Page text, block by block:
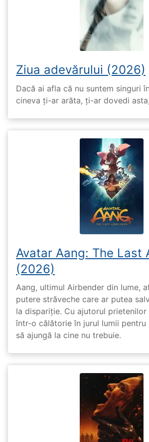
Ziua adevărului (2026)
Dacă ai afla că nu suntem singuri
cineva ți-ar arăta, ți-ar dovedi
Avatar Aang: The Last
(2026)
Aang, ultimul Airbender din lume,
putere străveche care ar putea
la dispariție. Cu ajutorul prietenilor
într-o călătorie în jurul lumii pentru
să ajungă la cine nu trebuie.